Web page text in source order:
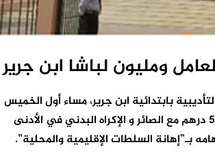
ومليون لباشا ابن جرير
بابتدائية ابن جرير، مساء أول الخميس
31 يوليوز الفارط، بستة أشهر حبسا نافدا و غرامة نافذة قدرها 5000 درهم مع الصائر و الإكراه البدني في الأدنى
السلطات الإقليمية والمحلية”.